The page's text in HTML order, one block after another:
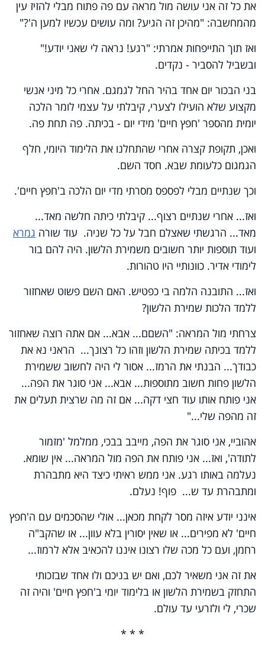
את כל זה אני עושה מול מראה עם פה פתוח מבלי להזיז עין
מהמחשבה: "מהיכן זה הגיע? ומה עושים עכשיו למען ה'?"
ואז תוך התייפחות אמרתי: "רגע! נראה לי שאני יודע!"
ובשביל להסביר - נקדים.
בני הבכור יום אחד בהיר החל לגמגם. אחרי כל מיני אנשי
מקצוע שלא הועילו לצערי, קיבלתי על עצמי לומר הלכה
יומית מהספר 'חפץ חיים' מידי יום - בכיתה. פה תחת פה.
ואכן, תקופת קצרה אחרי שהתחלנו את הלימוד היומי, חלף
הגמגום כלעומת שבא. חסד השם.
וכך שנתיים מבלי לפספס מסרתי מדי יום הלכה ב'חפץ חיים'.
ואז... אחרי שנתיים רצוף... קיבלתי כיתה חלשה מאד...
מאד... הרגשתי שאצלם חבל על כל שניה. עוד שורה גמרא
ועוד תוספות יותר חשובים משמירת הלשון. היה להם בור
לימודי אדיר. כוונותיי היו טהורות.
ואז... התובנה הלמה בי כפטיש. האם השם פשוט שאחזור
ללמד הלכות שמירת הלשון?
צרחתי מול המראה: "השםם... אבא... אם אתה רוצה שאחזור
ללמד בכיתה שמירת הלשון וזהו כל רצונך... הראני נא את
כבודך... הבנתי את הרמז... אסור לי היה לחשוב ששמירת
הלשון פחות חשוב מתוספות... אבא... אני סוגר את הפה...
אני פותח אותו עוד חצי דקה... אם זה מה שרצית תעלים את
זה מהפה שלי..."
אהוביי, אני סוגר את הפה, מייבב בבכי, ממלמל 'מזמור
לתודה', ואז... אני פותח את הפה מול המראה... אין שומא.
נעלמה באותו רגע. אני ממש ראיתי כיצד היא מתבהרת
ומתבהרת עד ש... פוף! נעלם.
אינני יודע איזה מסר לקחת מכאן... אולי שהסכמים עם ה'חפץ
חיים' לא מפירים... או שאין יסורין בלא עוון... או שהקב"ה
רחמן, ועם כל מכה שלו רצונו איננו להכאיב אלא לרמוז...
את זה אני משאיר לכם, ואם יש בניכם ולו אחד שבזכותי
התחזק בשמירת הלשון או בלימוד יומי ב'חפץ חיים' והיה זה
שכרי, לי ולזרעי עד עולם.
* * *